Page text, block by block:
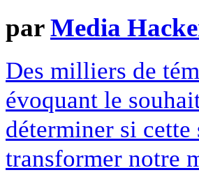
parMedia
Des milliers de
évoquant le
déterminer si
transformer notre